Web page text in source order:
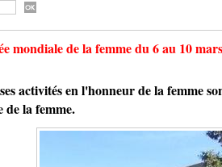
mondiale de la femme du 6 au 10
en l'honneur de la femme
la femme.